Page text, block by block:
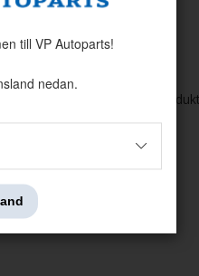
GM F,A,N Se
till VP Autoparts!
nedan.